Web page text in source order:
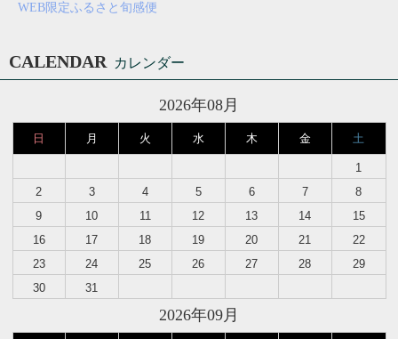
WEB限定ふるさと旬感便
CALENDAR カレンダー
2026年08月
日 月 火 水 木 金 土
1
2
3 4 5 6 7
8
9
10 11 12 13 14
15
16
17 18 19 20 21
22
23
24 25 26 27 28
29
30
31
2026年09月